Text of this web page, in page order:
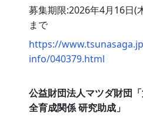
募集期限:2026年4月16日(
まで
https://
info/040379.html
公益財団法人マツダ財団
全育成関係 研究助成」